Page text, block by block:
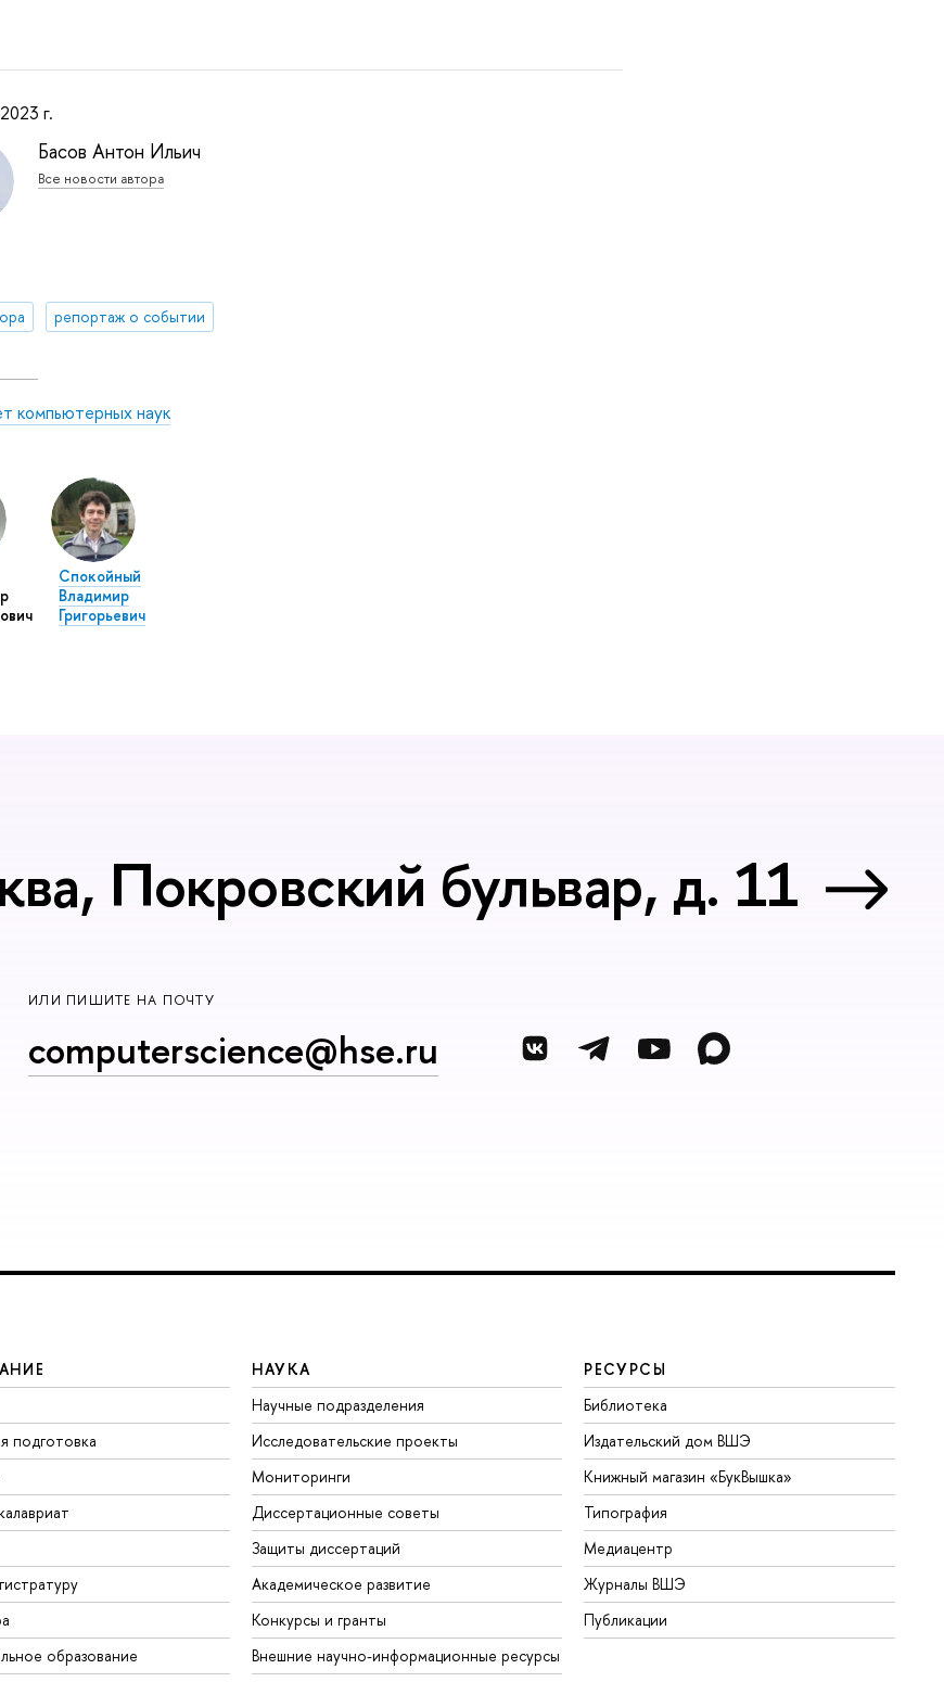
г.
Басов Антон Ильич
Все новости автора
репортаж о событии
компьютерных наук
Спокойный
Владимир
Григорьевич
Покровский бульвар, д. 11
ИЛИ ПИШИТЕ НА ПОЧТУ
computerscience@hse.ru
подготовка
образование
НАУКА
Научные подразделения
Исследовательские проекты
Мониторинги
Диссертационные советы
Защиты диссертаций
Академическое развитие
Конкурсы и гранты
Внешние научно-информационные ресурсы
РЕСУРСЫ
Библиотека
Издательский дом ВШЭ
Книжный магазин «БукВышка»
Типография
Медиацентр
Журналы ВШЭ
Публикации